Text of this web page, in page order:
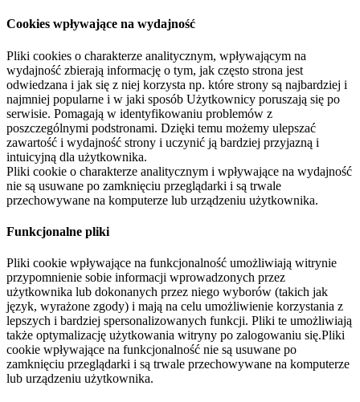
Cookies wpływające na wydajność
Pliki cookies o charakterze analitycznym, wpływającym na
wydajność zbierają informację o tym, jak często strona jest
odwiedzana i jak się z niej korzysta np. które strony są najbardziej i
najmniej popularne i w jaki sposób Użytkownicy poruszają się po
serwisie. Pomagają w identyfikowaniu problemów z
poszczególnymi podstronami. Dzięki temu możemy ulepszać
zawartość i wydajność strony i uczynić ją bardziej przyjazną i
intuicyjną dla użytkownika.
Pliki cookie o charakterze analitycznym i wpływające na wydajność
nie są usuwane po zamknięciu przeglądarki i są trwale
przechowywane na komputerze lub urządzeniu użytkownika.
Funkcjonalne pliki
Pliki cookie wpływające na funkcjonalność umożliwiają witrynie
przypomnienie sobie informacji wprowadzonych przez
użytkownika lub dokonanych przez niego wyborów (takich jak
język, wyrażone zgody) i mają na celu umożliwienie korzystania z
lepszych i bardziej spersonalizowanych funkcji. Pliki te umożliwiają
także optymalizację użytkowania witryny po zalogowaniu się.Pliki
cookie wpływające na funkcjonalność nie są usuwane po
zamknięciu przeglądarki i są trwale przechowywane na komputerze
lub urządzeniu użytkownika.